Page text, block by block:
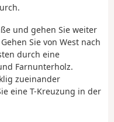
und gehen Sie weiter
Sie von West nach
durch eine
Farnunterholz.
zueinander
eine T-Kreuzung in der